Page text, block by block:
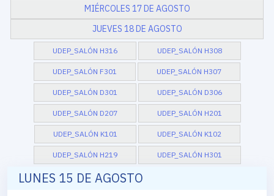
MIÉRCOLES 17 DE AGOSTO
JUEVES 18 DE AGOSTO
UDEP_SALÓN H316 UDEP_SALÓN H308
UDEP_SALÓN F301 UDEP_SALÓN H307
UDEP_SALÓN D301 UDEP_SALÓN D306
UDEP_SALÓN D207 UDEP_SALÓN H201
UDEP_SALÓN K101 UDEP_SALÓN K102
UDEP_SALÓN H219 UDEP_SALÓN H301
LUNES 15 DE AGOSTO